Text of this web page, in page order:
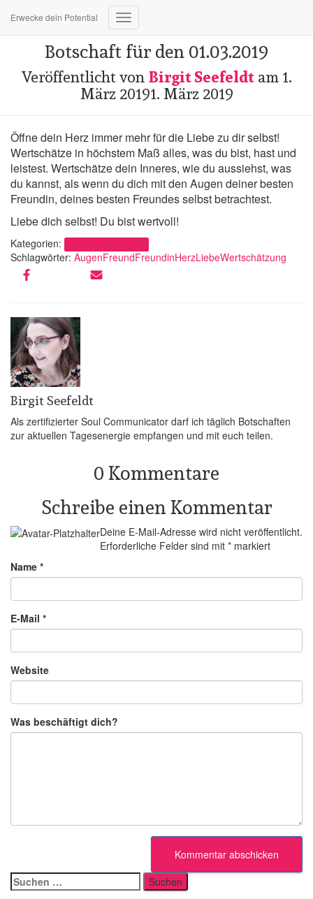
Erwecke dein Potential
Navigation
umschalten
Botschaft für den 01.03.2019
Veröffentlicht vonBirgit Seefeldtam1.
März 20191. März 2019
Öffne dein Herz immer mehr für die Liebe zu dir selbst!
Wertschätze in höchstem Maß alles, was du bist, hast und
leistest. Wertschätze dein Inneres, wie du aussiehst, was
du kannst, als wenn du dich mit den Augen deiner besten
Freundin, deines besten Freundes selbst betrachtest.
Liebe dich selbst! Du bist wertvoll!
Kategorien:
Schlagwörter: AugenFreundFreundinHerzLiebeWertschätzung
Birgit Seefeldt
Als zertifizierter Soul Communicator darf ich täglich Botschaften
zur aktuellen Tagesenergie empfangen und mit euch teilen.
0 Kommentare
Schreibe einen Kommentar
Deine E-Mail-Adresse wird nicht veröffentlicht.
Erforderliche Felder sind mit * markiert
Name *
E-Mail *
Website
Was beschäftigt dich?
Suchen
nach: